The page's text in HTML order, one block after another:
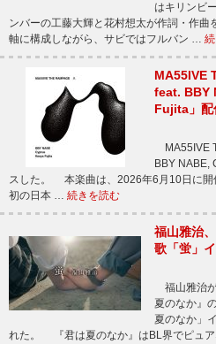
はキリンビ
ンバーの工藤大輝と花村想太が作詞・作曲
軸に構成しながら、サビではフルバン …
MA55IVE
feat. BBY
Fujita」配
MA55IVE
BBY NABE,
スした。 本楽曲は、2026年6月10日に開
初の日本 … 続きを読む
福山雅治
歌「蛍」
福山雅治
夏のなか』
夏のなか」
れた。 『君は夏のなか』はBL界でピュア